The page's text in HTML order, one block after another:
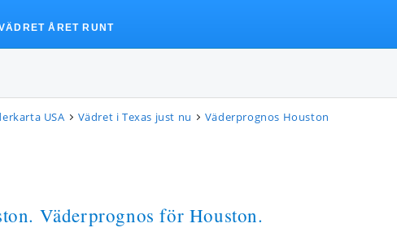
USA Vädret i Texas just nu Väderprognos Houston
. Väderprognos för Houston.
ÅRET RUNT